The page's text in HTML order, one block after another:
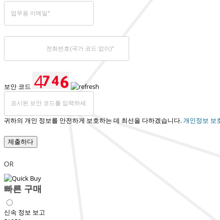
보안 코드
귀하의 개인 정보를 안전하게 보호하는 데 최선을 다하겠습니다. 개인정보 보
제출하다
OR
빠른 구매
신속 정보 보고